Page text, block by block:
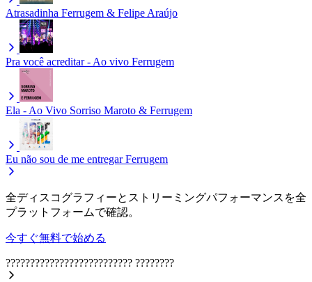
Atrasadinha Ferrugem & Felipe Araújo
Pra você acreditar - Ao vivo Ferrugem
Ela - Ao Vivo Sorriso Maroto & Ferrugem
Eu não sou de me entregar Ferrugem
全ディスコグラフィーとストリーミングパフォーマンスを全
プラットフォームで確認。
今すぐ無料で始める
?????????????????????????? ????????